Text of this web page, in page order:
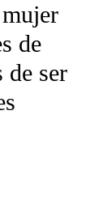
de
de ser